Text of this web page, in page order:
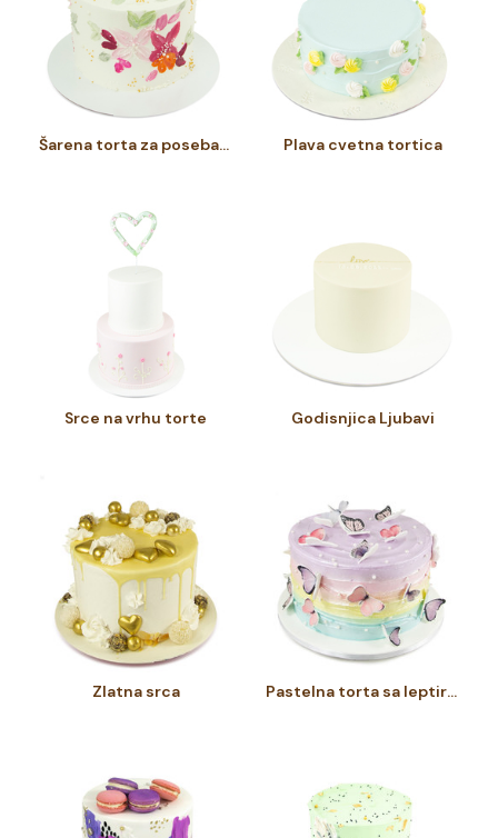
Šarena torta za poseban dan Plava cvetna tortica
Srce na vrhu torte Godisnjica Ljubavi
Zlatna srca Pastelna torta sa leptirima